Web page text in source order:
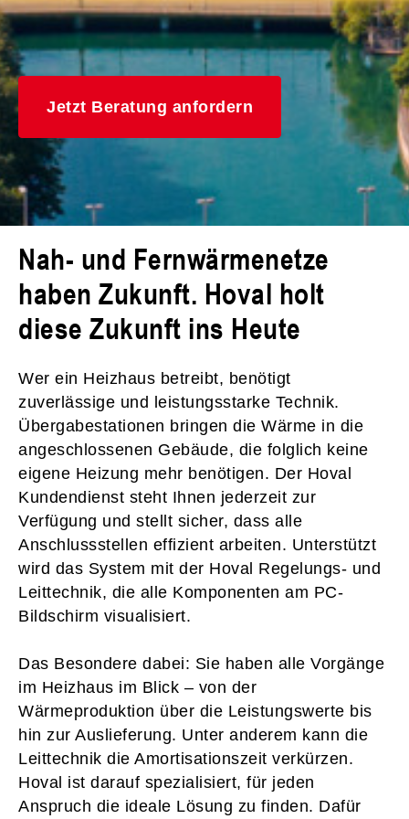
Jetzt Beratung anfordern
Nah- und Fernwärmenetze
haben Zukunft. Hoval holt
diese Zukunft ins Heute
Wer ein Heizhaus betreibt, benötigt
zuverlässige und leistungsstarke Technik.
Übergabestationen bringen die Wärme in die
angeschlossenen Gebäude, die folglich keine
eigene Heizung mehr benötigen. Der Hoval
Kundendienst steht Ihnen jederzeit zur
Verfügung und stellt sicher, dass alle
Anschlussstellen effizient arbeiten. Unterstützt
wird das System mit der Hoval Regelungs- und
Leittechnik, die alle Komponenten am PC-
Bildschirm visualisiert.
Das Besondere dabei: Sie haben alle Vorgänge
im Heizhaus im Blick – von der
Wärmeproduktion über die Leistungswerte bis
hin zur Auslieferung. Unter anderem kann die
Leittechnik die Amortisationszeit verkürzen.
Hoval ist darauf spezialisiert, für jeden
Anspruch die ideale Lösung zu finden. Dafür